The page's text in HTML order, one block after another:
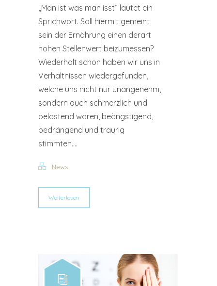
„Man ist was man isst“ lautet ein
Sprichwort. Soll hiermit gemeint
sein der Ernährung einen derart
hohen Stellenwert beizumessen?
Wiederholt schon haben wir uns in
Verhältnissen wiedergefunden,
welche uns nicht nur unangenehm,
sondern auch schmerzlich und
belastend waren, beängstigend,
bedrängend und traurig
stimmten....
News
Weiterlesen